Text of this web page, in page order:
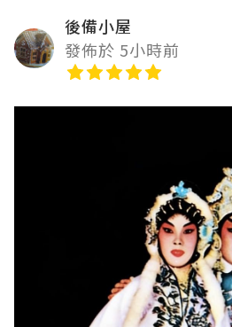
後備小屋
發佈於 5小時前